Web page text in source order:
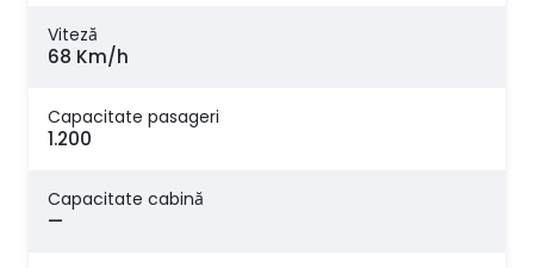
Viteză
68 Km/h
Capacitate pasageri
1.200
Capacitate cabină
—